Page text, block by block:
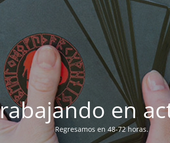
en
Regresamos en 48-72 horas.